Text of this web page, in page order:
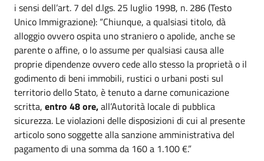
i sensi dell’art. 7 del d.lgs. 25 luglio 1998, n. 286 (Testo
Unico Immigrazione): “Chiunque, a qualsiasi titolo, dà
alloggio ovvero ospita uno straniero o apolide, anche se
parente o affine, o lo assume per qualsiasi causa alle
proprie dipendenze ovvero cede allo stesso la proprietà o il
godimento di beni immobili, rustici o urbani posti sul
territorio dello Stato, è tenuto a darne comunicazione
scritta, entro 48 ore,all’Autorità locale di pubblica
sicurezza. Le violazioni delle disposizioni di cui al presente
articolo sono soggette alla sanzione amministrativa del
pagamento di una somma da 160 a 1.100 €.”